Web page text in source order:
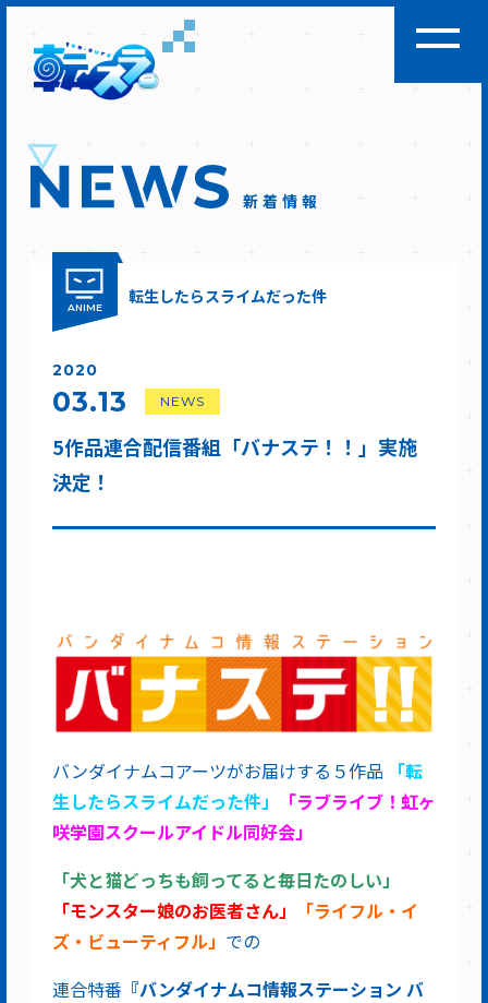
新着情報
ANIME
転生したらスライムだった件
5作品連合配信番組「バナステ！！」実施
決定！
NEWS
2020
03.13
バンダイナムコアーツがお届けする５作品
「転
生したらスライムだった件」
「ラブライブ！虹ヶ
咲学園スクールアイドル同好会」
「犬と猫どっちも飼ってると毎日たのしい」
「モンスター娘のお医者さん」
「ライフル・イ
ズ・ビューティフル」 での
連合特番 『バンダイナムコ情報ステーション バ